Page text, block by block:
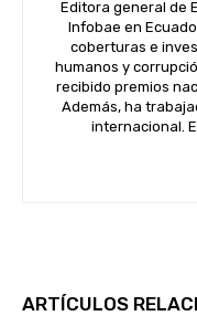
Editora general de
Infobae en
coberturas e
humanos y
recibido premios
Además, ha
internacional.
ARTÍCULOS